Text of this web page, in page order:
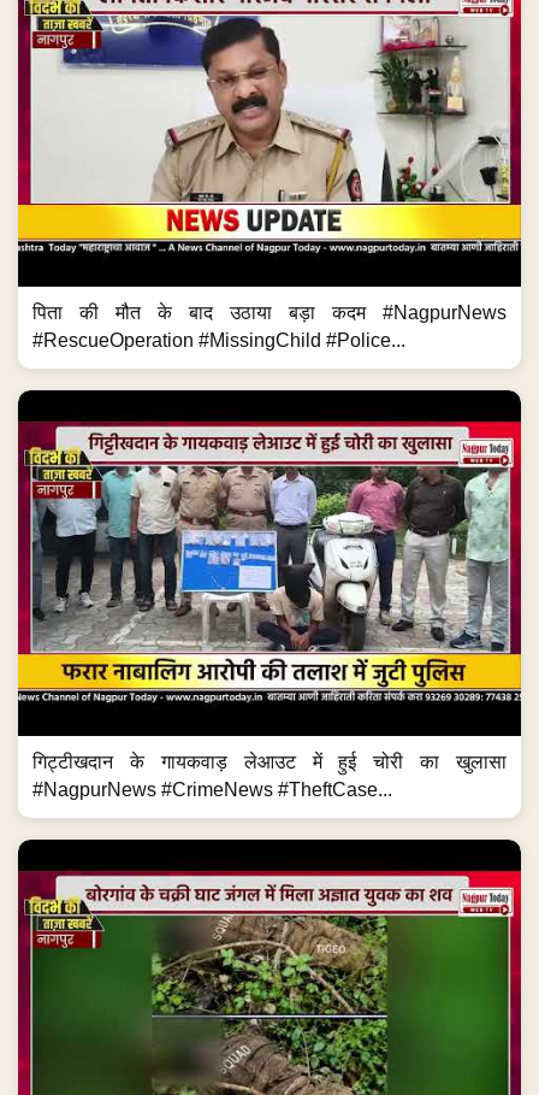
पिता की मौत के बाद उठाया बड़ा कदम #NagpurNews
#RescueOperation #MissingChild #Police...
गिट्टीखदान के गायकवाड़ लेआउट में हुई चोरी का खुलासा
#NagpurNews #CrimeNews #TheftCase...